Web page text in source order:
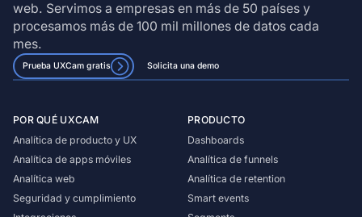
web. Servimos a empresas en más de 50 países y
procesamos más de 100 mil millones de datos cada
mes.
Prueba UXCam gratis Solicita una demo
POR QUÉ UXCAM
Analítica de producto y UX
Analítica de apps móviles
Analítica web
Seguridad y cumplimiento
PRODUCTO
Dashboards
Analítica de funnels
Analítica de retention
Smart events